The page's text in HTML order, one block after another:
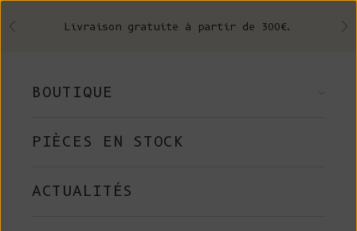
Précédent Livraison gratuite à partir de 300€.
BOUTIQUE
PIÈCES EN STOCK
ACTUALITÉS